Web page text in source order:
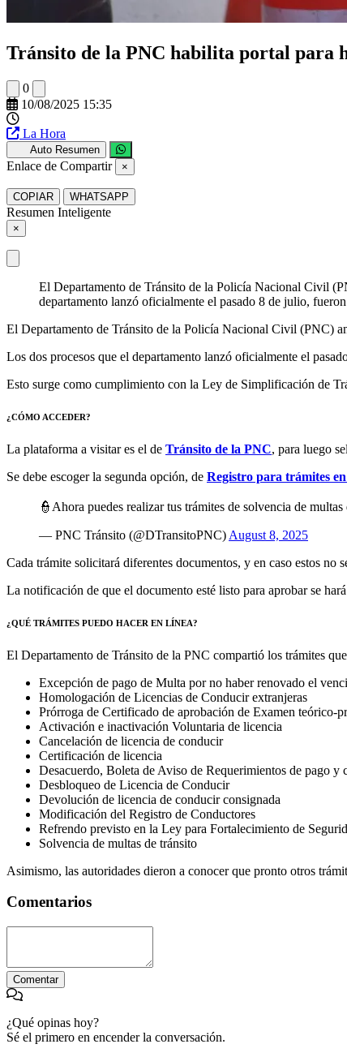
Tránsito de la PNC habilita portal para
0
10/08/2025 15:35
La Hora
Auto Resumen
Enlace de Compartir ×
COPIAR WHATSAPP
Resumen Inteligente
×
El Departamento de Tránsito de la Policía Nacional Civil
departamento lanzó oficialmente el pasado 8 de julio,
El Departamento de Tránsito de la Policía Nacional Civil (PNC)
Los dos procesos que el departamento lanzó oficialmente el
Esto surge como cumplimiento con la Ley de Simplificación de
¿CÓMO ACCEDER?
La plataforma a visitar es el de Tránsito de la PNC, para luego
Se debe escoger la segunda opción, de Registro para trámites
👮Ahora puedes realizar tus trámites de solvencia de
— PNC Tránsito (@DTransitoPNC) August 8, 2025
Cada trámite solicitará diferentes documentos, y en caso estos
La notificación de que el documento esté listo para aprobar se
¿QUÉ TRÁMITES PUEDO HACER EN LÍNEA?
El Departamento de Tránsito de la PNC compartió los trámites
Excepción de pago de Multa por no haber renovado el
Homologación de Licencias de Conducir extranjeras
Prórroga de Certificado de aprobación de Examen teórico-
Activación e inactivación Voluntaria de licencia
Cancelación de licencia de conducir
Certificación de licencia
Desacuerdo, Boleta de Aviso de Requerimientos de pago y
Desbloqueo de Licencia de Conducir
Devolución de licencia de conducir consignada
Modificación del Registro de Conductores
Refrendo previsto en la Ley para Fortalecimiento de
Solvencia de multas de tránsito
Asimismo, las autoridades dieron a conocer que pronto otros
Comentarios
Comentar
¿Qué opinas hoy?
Sé el primero en encender la conversación.